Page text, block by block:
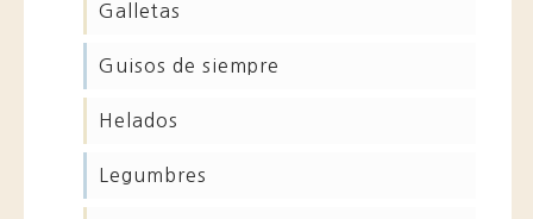
galletas
guisos de siempre
helados
legumbres